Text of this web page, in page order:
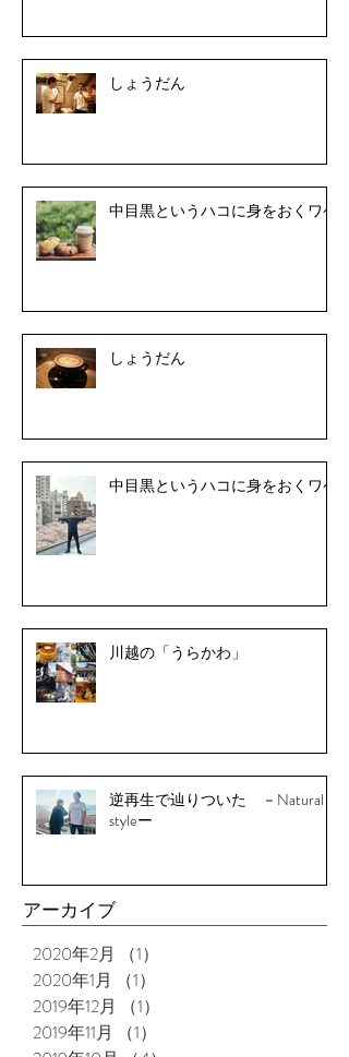
しょうだん
中目黒というハコに身をおくワケ
しょうだん
中目黒というハコに身をおくワケ
川越の「うらかわ」
逆再生で辿りついた －Natural
styleー
アーカイブ
2020年2月
（1）
2020年1月
（1）
2019年12月
（1）
2019年11月
（1）